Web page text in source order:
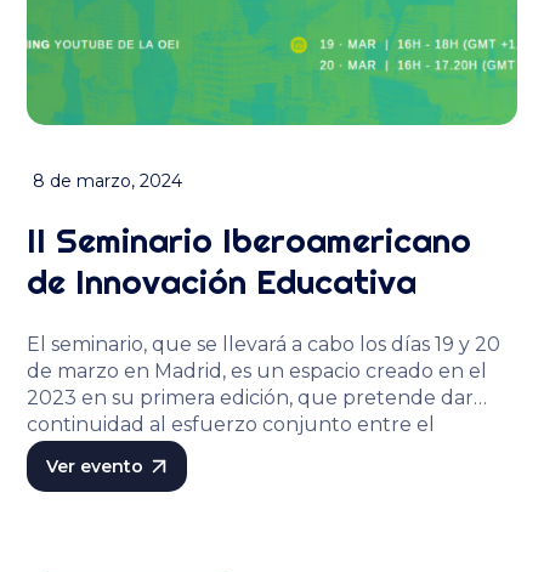
8 de marzo, 2024
II Seminario Iberoamericano
de Innovación Educativa
El seminario, que se llevará a cabo los días 19 y 20
de marzo en Madrid, es un espacio creado en el
2023 en su primera edición, que pretende dar
continuidad al esfuerzo conjunto entre el
Ministerio de Educación, Formación Profesional y
Deportes de España y la OEI para difundir
Ver evento